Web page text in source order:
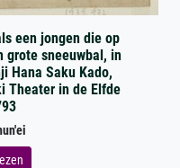
een jongen die op
grote sneeuwbal, in
Hana Saku Kado,
Theater in de Elfde